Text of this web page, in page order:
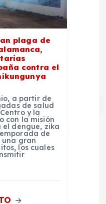
plaga de
contra el
a partir de
de salud
y la
con la misión
dengue, zika
de
una gran
los cuales